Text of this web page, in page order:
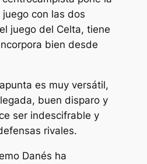
con las dos
juego del Celta, tiene
bien desde
es muy versátil,
buen disparo y
ser indescifrable y
rivales.
Danés ha